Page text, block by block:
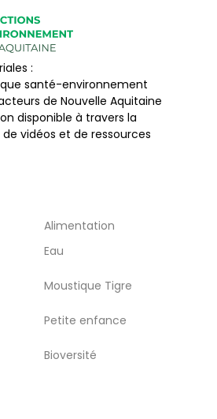
:
santé-environnement
de Nouvelle Aquitaine
disponible à travers la
vidéos et de ressources
Alimentation
Eau
Moustique Tigre
Petite enfance
Bioversité